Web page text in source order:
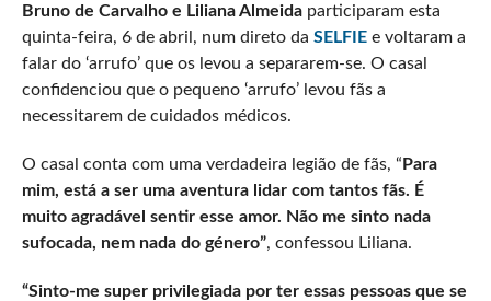
Bruno de Carvalho e Liliana Almeidaparticiparam esta
quinta-feira, 6 de abril, num direto da SELFIEe voltaram a
falar do ‘arrufo’ que os levou a separarem-se. O casal
confidenciou que o pequeno ‘arrufo’ levou fãs a
necessitarem de cuidados médicos.
O casal conta com uma verdadeira legião de fãs, “Para
mim, está a ser uma aventura lidar com tantos fãs. É
muito agradável sentir esse amor. Não me sinto nada
sufocada, nem nada do género”, confessou Liliana.
“Sinto-me super privilegiada por ter essas pessoas que se